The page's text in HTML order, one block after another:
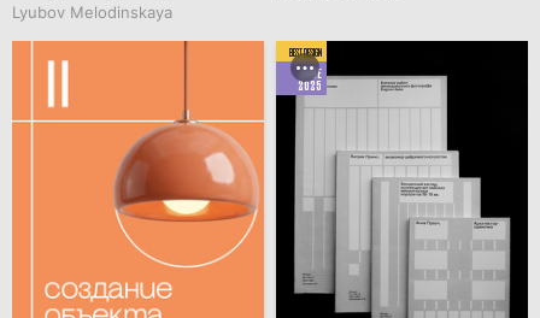
Lyubov Melodinskaya
BEST DESIGN
JUNE
2025